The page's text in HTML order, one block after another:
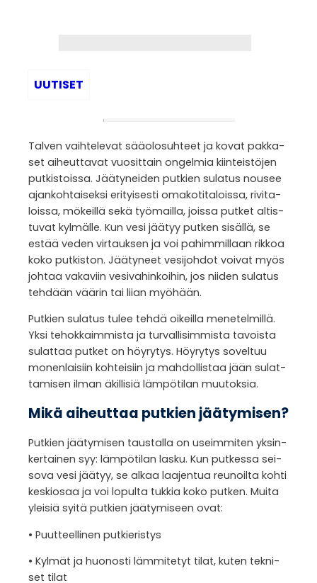
UUTISET
Tal­ven vaih­te­le­vat sää­olo­suh­teet ja kovat pak­ka­
set aiheut­ta­vat vuo­sit­tain ongel­mia kiin­teis­tö­jen
put­kis­toissa. Jää­ty­nei­den put­kien sula­tus nousee
ajan­koh­tai­seksi eri­tyi­sesti oma­ko­ti­ta­loissa, rivi­ta­
loissa, mökeillä sekä työ­mailla, joissa put­ket altis­
tu­vat kyl­mälle. Kun vesi jää­tyy put­ken sisällä, se
estää veden vir­tauk­sen ja voi pahim­mil­laan rik­koa
koko put­kis­ton. Jää­ty­neet vesi­joh­dot voi­vat myös
joh­taa vaka­viin vesi­va­hin­koi­hin, jos nii­den sula­tus
teh­dään vää­rin tai liian myö­hään.
Put­kien sula­tus tulee tehdä oikeilla mene­tel­millä.
Yksi tehok­kaim­mista ja tur­val­li­sim­mista tavoista
sulat­taa put­ket on höy­ry­tys. Höy­ry­tys sovel­tuu
monen­lai­siin koh­tei­siin ja mah­dol­lis­taa jään sulat­
ta­mi­sen ilman äkil­li­siä läm­pö­ti­lan muu­tok­sia.
Mikä aiheut­taa put­kien jää­ty­mi­sen?
Put­kien jää­ty­mi­sen taus­talla on useim­mi­ten yksin­
ker­tai­nen syy: läm­pö­ti­lan lasku. Kun put­kessa sei­
sova vesi jää­tyy, se alkaa laa­jen­tua reu­noilta kohti
kes­kio­saa ja voi lopulta tuk­kia koko put­ken. Muita
ylei­siä syitä put­kien jää­ty­mi­seen ovat:
• Puut­teel­li­nen put­kie­ris­tys
• Kyl­mät ja huo­nosti läm­mi­te­tyt tilat, kuten tek­ni­
set tilat